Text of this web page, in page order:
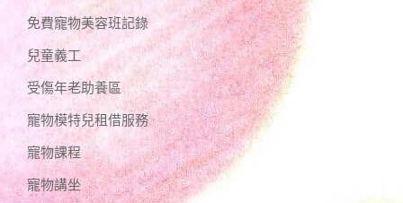
免費寵物美容班記錄
兒童義工
受傷年老助養區
寵物模特兒租借服務
寵物課程
寵物講坐